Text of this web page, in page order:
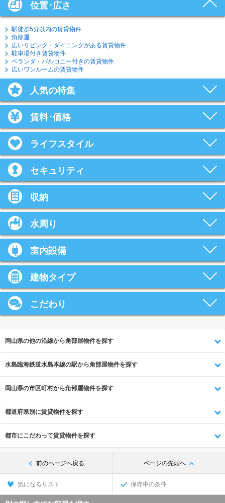
位置･広さ
駅徒歩5分以内の賃貸物件
角部屋
広いリビング・ダイニングがある賃貸物件
駐車場付き賃貸物件
ベランダ・バルコニー付きの賃貸物件
広いワンルームの賃貸物件
人気の特集
賃料･価格
ライフスタイル
セキュリティ
収納
水周り
室内設備
建物タイプ
こだわり
岡山県の他の沿線から角部屋物件を探す
水島臨海鉄道水島本線の駅から角部屋物件を探す
岡山県の市区町村から角部屋物件を探す
都道府県別に賃貸物件を探す
都市にこだわって賃貸物件を探す
前のページへ戻る ページの先頭へ
気になるリスト 保存中の条件